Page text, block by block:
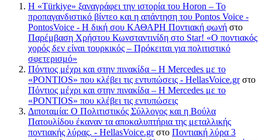
Η «Türkiye» ξαναγράφει την ιστορία του Horon – Το
προπαγανδιστικό βίντεο και η απάντηση του Pontos Voice -
PontosVoice - H δική σου ΚΑΘΑΡΗ Ποντιακή φωνή στο
Παρέμβαση Χρήστου Κωνσταντινίδη στο Star! «Ο ποντιακός
χορός δεν είναι τουρκικός – Πρόκειται για πολιτιστικό
σφετερισμό»
Πόντιος μέχρι και στην πινακίδα – Η Mercedes με το
«PONTIOS» που κλέβει τις εντυπώσεις - HellasVoice.grστο
Πόντιος μέχρι και στην πινακίδα – Η Mercedes με το
«PONTIOS» που κλέβει τις εντυπώσεις
Διποταμία: Ο Πολιτιστικός Σύλλογος και η Βούλα
Πατουλίδου έκαναν τα αποκαλυπτήρια της μεταλλικής
ποντιακής λύρας. - HellasVoice.grστο Ποντιακή λύρα 3